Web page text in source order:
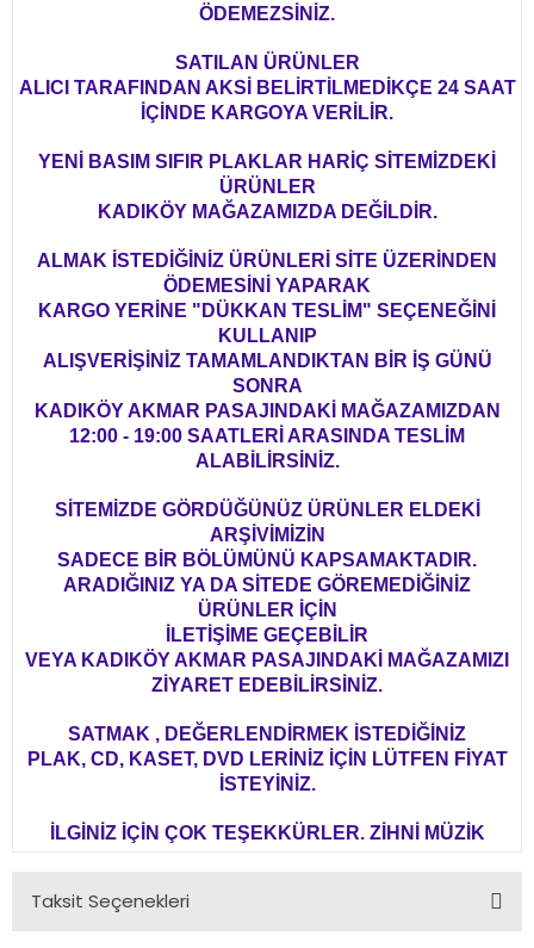
ÖDEMEZSİNİZ.
SATILAN ÜRÜNLER
ALICI TARAFINDAN AKSİ BELİRTİLMEDİKÇE 24 SAAT
İÇİNDE KARGOYA VERİLİR.
YENİ BASIM SIFIR PLAKLAR HARİÇ SİTEMİZDEKİ
ÜRÜNLER
KADIKÖY MAĞAZAMIZDA DEĞİLDİR.
ALMAK İSTEDİĞİNİZ ÜRÜNLERİ SİTE ÜZERİNDEN
ÖDEMESİNİ YAPARAK
KARGO YERİNE "DÜKKAN TESLİM" SEÇENEĞİNİ
KULLANIP
ALIŞVERİŞİNİZ TAMAMLANDIKTAN BİR İŞ GÜNÜ
SONRA
KADIKÖY AKMAR PASAJINDAKİ MAĞAZAMIZDAN
12:00 - 19:00 SAATLERİ ARASINDA TESLİM
ALABİLİRSİNİZ.
SİTEMİZDE GÖRDÜĞÜNÜZ ÜRÜNLER ELDEKİ
ARŞİVİMİZİN
SADECE BİR BÖLÜMÜNÜ KAPSAMAKTADIR.
ARADIĞINIZ YA DA SİTEDE GÖREMEDİĞİNİZ
ÜRÜNLER İÇİN
İLETİŞİME GEÇEBİLİR
VEYA KADIKÖY AKMAR PASAJINDAKİ MAĞAZAMIZI
ZİYARET EDEBİLİRSİNİZ.
SATMAK , DEĞERLENDİRMEK İSTEDİĞİNİZ
PLAK, CD, KASET, DVD LERİNİZ İÇİN LÜTFEN FİYAT
İSTEYİNİZ.
İLGİNİZ İÇİN ÇOK TEŞEKKÜRLER. ZİHNİ MÜZİK
Taksit Seçenekleri